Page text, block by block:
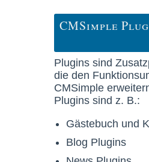
CMSimple
Plugins sind
die den
CMSimple
Plugins sind z. B.:
Gästebuch und
Blog Plugins